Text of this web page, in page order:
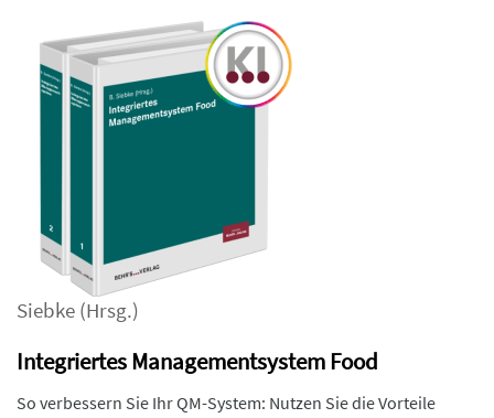
Siebke (Hrsg.)
Integriertes Managementsystem Food
So verbessern Sie Ihr QM-System: Nutzen Sie die Vorteile